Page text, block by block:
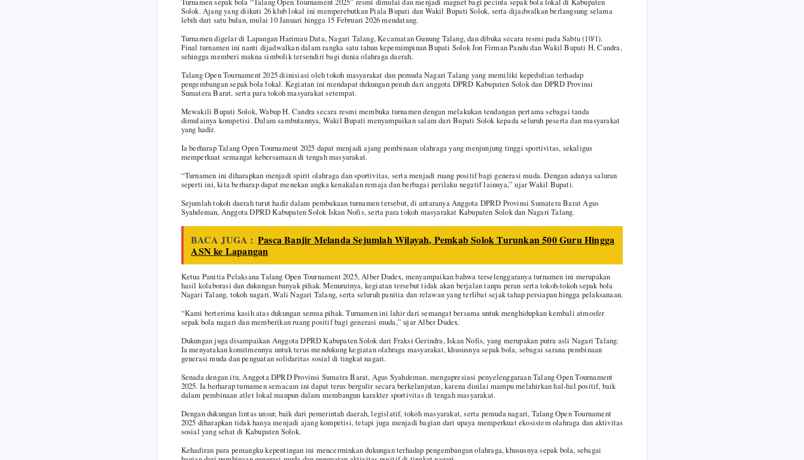
b
o
o
k
s
A
p
p
g
r
a
m
e
Solok. Ajang yang diikuti 26 klub lokal ini memperebutkan Piala Bupati dan Wakil Bupati Solok, serta dijadwalkan berlangsung selama
lebih dari satu bulan, mulai 10 Januari hingga 15 Februari 2026 mendatang.
Turnamen digelar di Lapangan Harimau Data, Nagari Talang, Kecamatan Gunung Talang, dan dibuka secara resmi pada Sabtu (10/1).
Final turnamen ini nanti dijadwalkan dalam rangka satu tahun kepemimpinan Bupati Solok Jon Firman Pandu dan Wakil Bupati H. Candra,
sehingga memberi makna simbolik tersendiri bagi dunia olahraga daerah.
Talang Open Tournament 2025 diinisiasi oleh tokoh masyarakat dan pemuda Nagari Talang yang memiliki kepedulian terhadap
pengembangan sepak bola lokal. Kegiatan ini mendapat dukungan penuh dari anggota DPRD Kabupaten Solok dan DPRD Provinsi
Sumatera Barat, serta para tokoh masyarakat setempat.
Mewakili Bupati Solok, Wabup H. Candra secara resmi membuka turnamen dengan melakukan tendangan pertama sebagai tanda
dimulainya kompetisi. Dalam sambutannya, Wakil Bupati menyampaikan salam dari Bupati Solok kepada seluruh peserta dan masyarakat
yang hadir.
Ia berharap Talang Open Tournament 2025 dapat menjadi ajang pembinaan olahraga yang menjunjung tinggi sportivitas, sekaligus
memperkuat semangat kebersamaan di tengah masyarakat.
“Turnamen ini diharapkan menjadi spirit olahraga dan sportivitas, serta menjadi ruang positif bagi generasi muda. Dengan adanya saluran
seperti ini, kita berharap dapat menekan angka kenakalan remaja dan berbagai perilaku negatif lainnya,” ujar Wakil Bupati.
Sejumlah tokoh daerah turut hadir dalam pembukaan turnamen tersebut, di antaranya Anggota DPRD Provinsi Sumatera Barat Agus
Syahdeman, Anggota DPRD Kabupaten Solok Iskan Nofis, serta para tokoh masyarakat Kabupaten Solok dan Nagari Talang.
BACA JUGA : Pasca Banjir Melanda Sejumlah Wilayah, Pemkab Solok Turunkan 500 Guru Hingga
ASN ke Lapangan
Ketua Panitia Pelaksana Talang Open Tournament 2025, Alber Dudex, menyampaikan bahwa terselenggaranya turnamen ini merupakan
hasil kolaborasi dan dukungan banyak pihak. Menurutnya, kegiatan tersebut tidak akan berjalan tanpa peran serta tokoh-tokoh sepak bola
Nagari Talang, tokoh nagari, Wali Nagari Talang, serta seluruh panitia dan relawan yang terlibat sejak tahap persiapan hingga pelaksanaan.
“Kami berterima kasih atas dukungan semua pihak. Turnamen ini lahir dari semangat bersama untuk menghidupkan kembali atmosfer
sepak bola nagari dan memberikan ruang positif bagi generasi muda,” ujar Alber Dudex.
Dukungan juga disampaikan Anggota DPRD Kabupaten Solok dari Fraksi Gerindra, Iskan Nofis, yang merupakan putra asli Nagari Talang.
Ia menyatakan komitmennya untuk terus mendukung kegiatan olahraga masyarakat, khususnya sepak bola, sebagai sarana pembinaan
generasi muda dan penguatan solidaritas sosial di tingkat nagari.
Senada dengan itu, Anggota DPRD Provinsi Sumatra Barat, Agus Syahdeman, mengapresiasi penyelenggaraan Talang Open Tournament
2025. Ia berharap turnamen semacam ini dapat terus bergulir secara berkelanjutan, karena dinilai mampu melahirkan hal-hal positif, baik
dalam pembinaan atlet lokal maupun dalam membangun karakter sportivitas di tengah masyarakat.
Dengan dukungan lintas unsur, baik dari pemerintah daerah, legislatif, tokoh masyarakat, serta pemuda nagari, Talang Open Tournament
2025 diharapkan tidak hanya menjadi ajang kompetisi, tetapi juga menjadi bagian dari upaya memperkuat ekosistem olahraga dan aktivitas
sosial yang sehat di Kabupaten Solok.
Kehadiran para pemangku kepentingan ini mencerminkan dukungan terhadap pengembangan olahraga, khususnya sepak bola, sebagai